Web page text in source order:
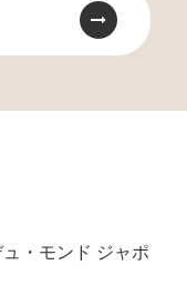
・モンド ジャポ